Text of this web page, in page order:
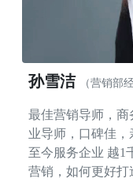
孙雪洁 （营销部
最佳营销导师，商
业导师，口碑佳
至今服务企业 越1
营销，如何更好